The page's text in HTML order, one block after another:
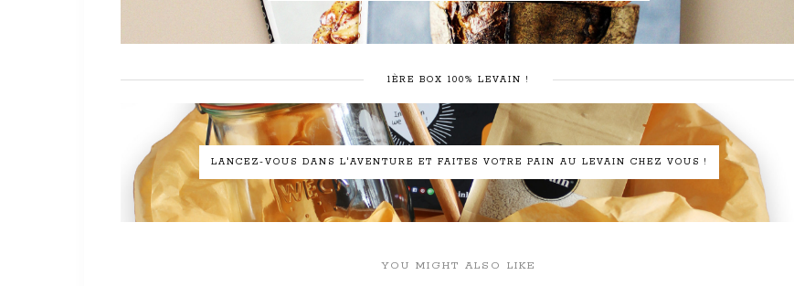
1ÈRE BOX 100% LEVAIN !
LANCEZ-VOUS DANS L'AVENTURE ET FAITES VOTRE PAIN AU LEVAIN CHEZ VOUS !
YOU MIGHT ALSO LIKE